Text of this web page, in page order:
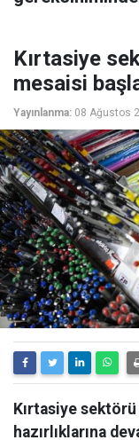
Kırtasiye
mesaisi
Yayınlanma: 08 Ağustos
Kırtasiye
hazırlıklarına